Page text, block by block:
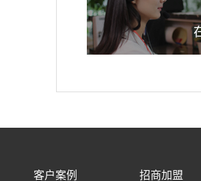
客户案例 招商加盟